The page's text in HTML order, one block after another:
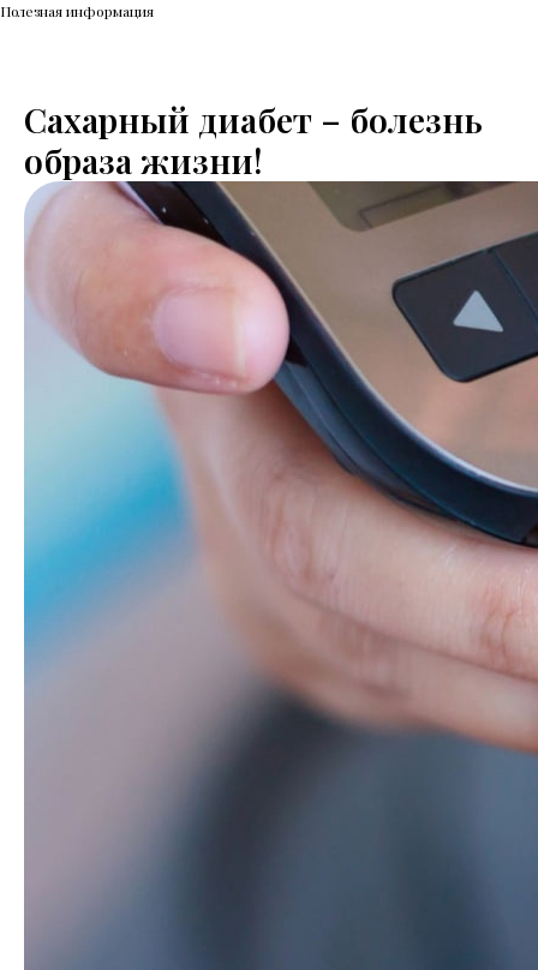
Полезная информация
Сахарный диабет – болезнь
образа жизни!